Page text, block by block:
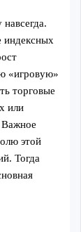
индексных
«игровую»
торговые
или
Важное
этой
Тогда